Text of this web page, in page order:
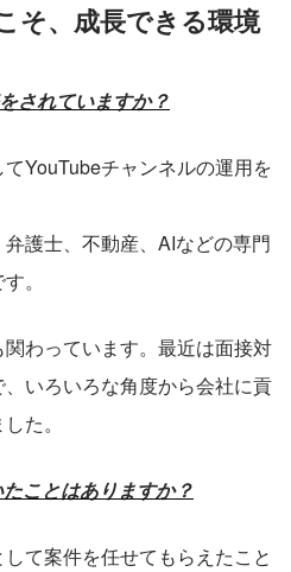
そ、成長できる環境
されていますか？
YouTubeチャンネルの運用を
護士、不動産、AIなどの専門
。
わっています。最近は面接対
いろいろな角度から会社に貢
た。
ことはありますか？
て案件を任せてもらえたこと